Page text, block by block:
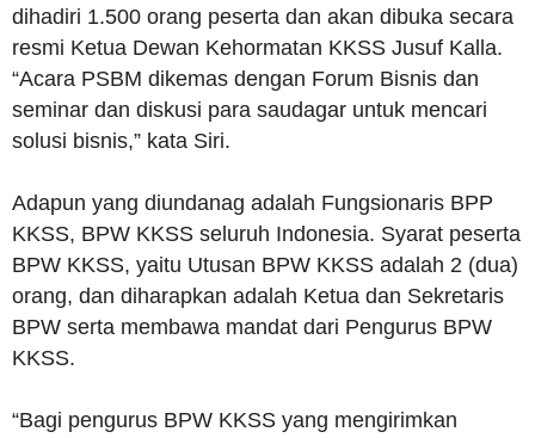
dihadiri 1.500 orang peserta dan akan dibuka secara
resmi Ketua Dewan Kehormatan KKSS Jusuf Kalla.
“Acara PSBM dikemas dengan Forum Bisnis dan
seminar dan diskusi para saudagar untuk mencari
solusi bisnis,” kata Siri.
Adapun yang diundanag adalah Fungsionaris BPP
KKSS, BPW KKSS seluruh Indonesia. Syarat peserta
BPW KKSS, yaitu Utusan BPW KKSS adalah 2 (dua)
orang, dan diharapkan adalah Ketua dan Sekretaris
BPW serta membawa mandat dari Pengurus BPW
KKSS.
“Bagi pengurus BPW KKSS yang mengirimkan